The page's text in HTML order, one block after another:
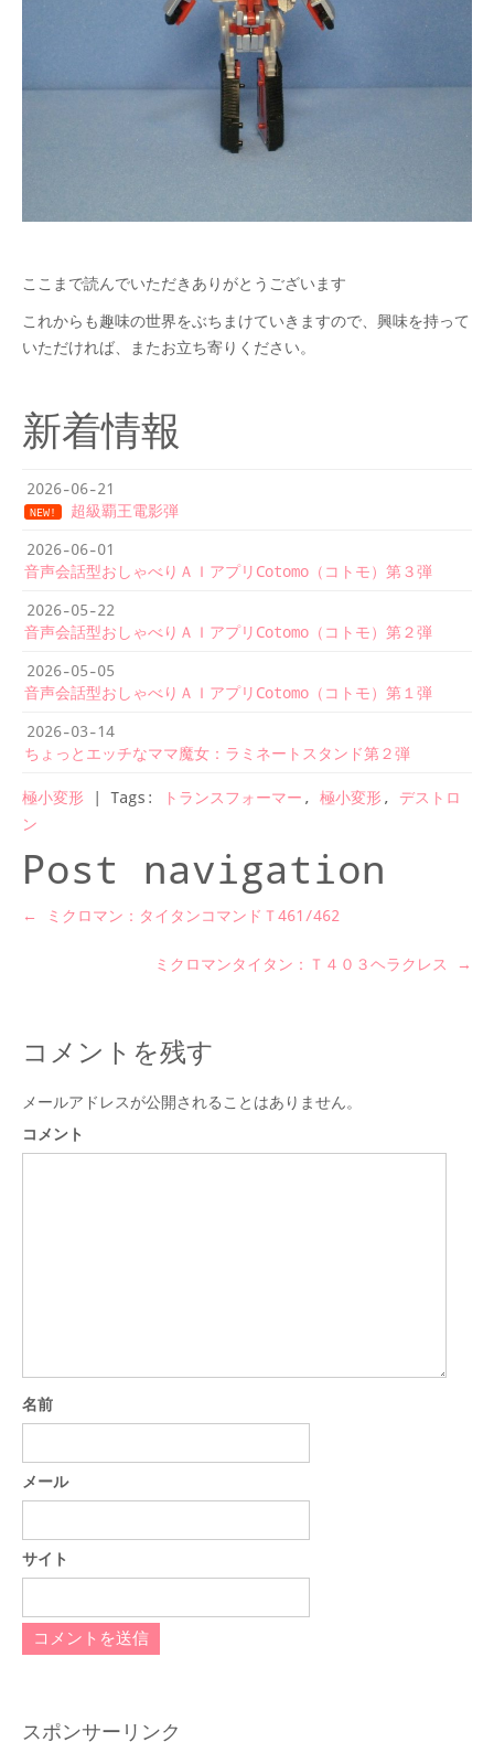
ここまで読んでいただきありがとうございます
これからも趣味の世界をぶちまけていきますので、 興味を持って
いただければ、またお立ち寄りください。
新着情報
2026-06-21
NEW! 超級覇王電影弾
2026-06-01
音声会話型おしゃべりＡＩアプリCotomo（コトモ）第３弾
2026-05-22
音声会話型おしゃべりＡＩアプリCotomo（コトモ）第２弾
2026-05-05
音声会話型おしゃべりＡＩアプリCotomo（コトモ）第１弾
2026-03-14
ちょっとエッチなママ魔女：ラミネートスタンド第２弾
極小変形 | Tags: トランスフォーマー , 極小変形, デストロ
ン
Post navigation
← ミクロマン：タイタンコマンドＴ461/462
ミクロマンタイタン：Ｔ４０３ヘラクレス →
コメントを残す
メールアドレスが公開されることはありません。
コメント
名前
メール
サイト
スポンサーリンク